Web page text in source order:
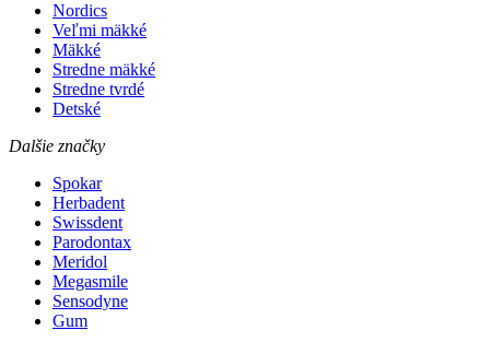
Nordics
Veľmi mäkké
Mäkké
Stredne mäkké
Stredne tvrdé
Detské
Dalšie značky
Spokar
Herbadent
Swissdent
Parodontax
Meridol
Megasmile
Sensodyne
Gum